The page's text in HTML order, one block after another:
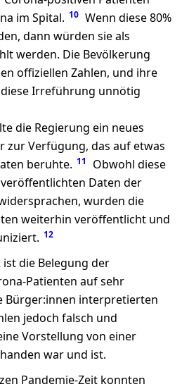
im Spital. 10 Wenn diese 80%
dann würden sie als
werden. Die Bevölkerung
offiziellen Zahlen, und ihre
Irreführung unnötig
die Regierung ein neues
zur Verfügung, das auf etwas
beruhte. 11
Obwohl diese
Daten der
wurden die
weiterhin veröffentlicht und
12
die Belegung der
Patienten auf sehr
Bürger:innen interpretierten
jedoch falsch und
Vorstellung von einer
war und ist.
Pandemie-Zeit konnten